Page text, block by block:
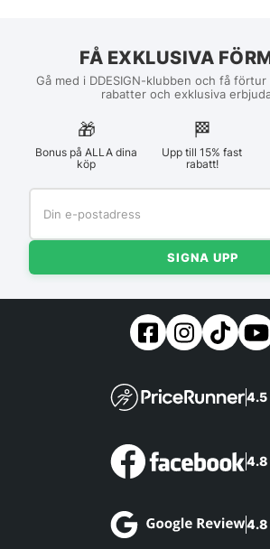
FÅ EXKLUSIVA
Gå med i DDESIGN-klubben och få
rabatter och exklusiva
🎁
Bonus på ALLA dina
köp
🏁︎
Upp till 15% fast
rabatt!
SIGNA UPP
4.5
4.8
4.8